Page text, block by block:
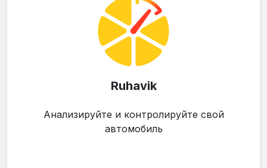
Ruhavik
Анализируйте и контролируйте свой
автомобиль